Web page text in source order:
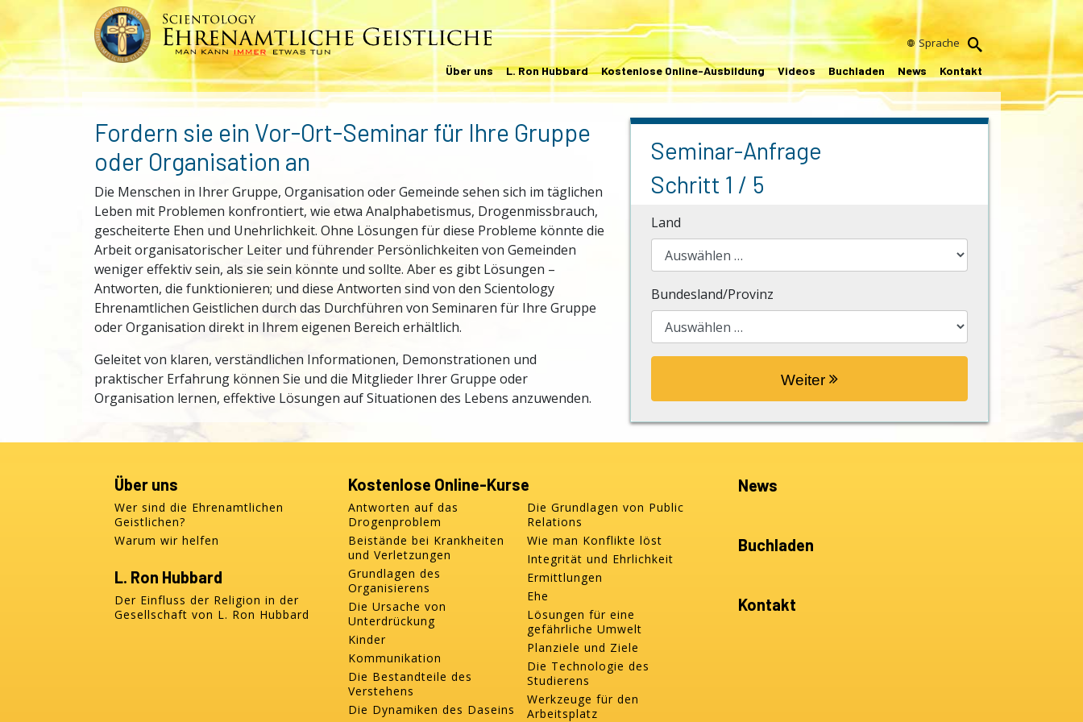
Sprache
Über uns L. Ron Hubbard Kostenlose Online-Ausbildung Videos Buchladen News Kontakt
Fordern sie ein Vor-Ort-Seminar für Ihre Gruppe
oder Organisation an
Die Menschen in Ihrer Gruppe, Organisation oder Gemeinde sehen sich im täglichen
Leben mit Problemen konfrontiert, wie etwa Analphabetismus, Drogenmissbrauch,
gescheiterte Ehen und Unehrlichkeit. Ohne Lösungen für diese Probleme könnte die
Arbeit organisatorischer Leiter und führender Persönlichkeiten von Gemeinden
weniger effektiv sein, als sie sein könnte und sollte. Aber es gibt Lösungen –
Antworten, die funktionieren; und diese Antworten sind von den Scientology
Ehrenamtlichen Geistlichen durch das Durchführen von Seminaren für Ihre Gruppe
oder Organisation direkt in Ihrem eigenen Bereich erhältlich.
Geleitet von klaren, verständlichen Informationen, Demonstrationen und
praktischer Erfahrung können Sie und die Mitglieder Ihrer Gruppe oder
Organisation lernen, effektive Lösungen auf Situationen des Lebens anzuwenden.
Seminar-Anfrage
Schritt 1 / 5
Land
Bundesland/Provinz
Weiter
Über uns
Wer sind die Ehrenamtlichen
Geistlichen?
Warum wir helfen
L. Ron Hubbard
Der Einfluss der Religion in der
Gesellschaft von L. Ron Hubbard
Kostenlose Online-Kurse
Antworten auf das
Drogenproblem
Beistände bei Krankheiten
und Verletzungen
Grundlagen des
Organisierens
Die Ursache von
Unterdrückung
Kinder
Kommunikation
Die Bestandteile des
Verstehens
Die Dynamiken des Daseins
Die Grundlagen von Public
Relations
Wie man Konflikte löst
Integrität und Ehrlichkeit
Ermittlungen
Ehe
Lösungen für eine
gefährliche Umwelt
Planziele und Ziele
Die Technologie des
Studierens
Werkzeuge für den
Arbeitsplatz
News
Buchladen
Kontakt